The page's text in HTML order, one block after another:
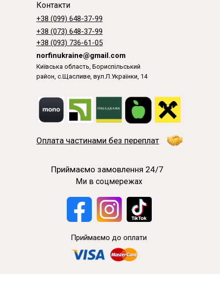
Приймаємо до оплати
Контакти
Київська область, Бориспільський
район, с.Щасливе, вул.Л.Українки, 14
Ми в соцмережах
+38 (099) 648-37-99
norfinukraine@gmail.com
Приймаємо замовлення 24/7
+38 (073) 648-37-99
+38 (093) 736-61-05
Оплата частинами без переплат